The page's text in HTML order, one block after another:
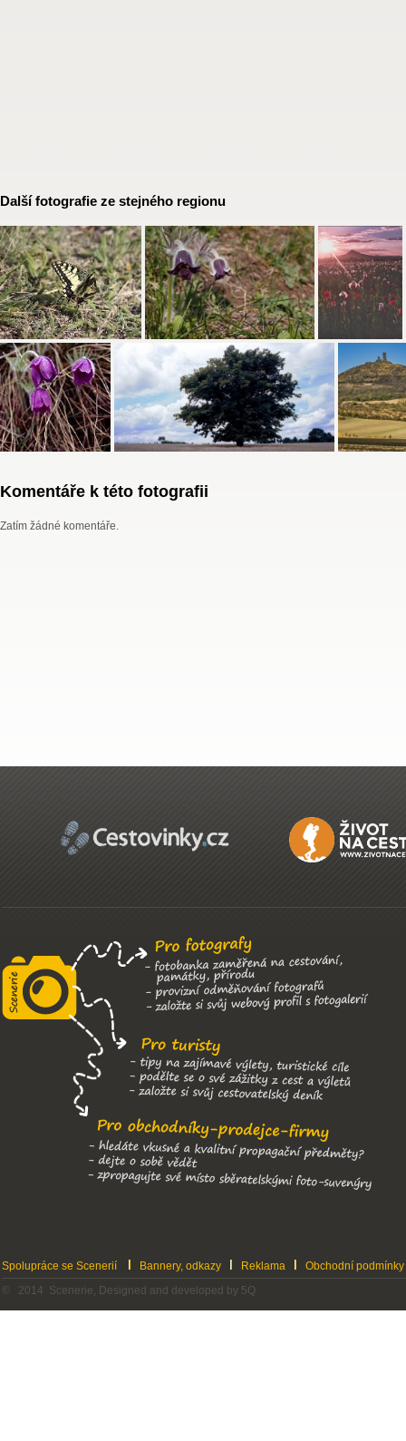
Další fotografie ze stejného regionu
Komentáře k této fotografii
Zatím žádné komentáře.
Spolupráce se Scenerií Bannery, odkazy Reklama
Obchodní podmínky
© 2014 Scenerie, Designed and developed by 5Q